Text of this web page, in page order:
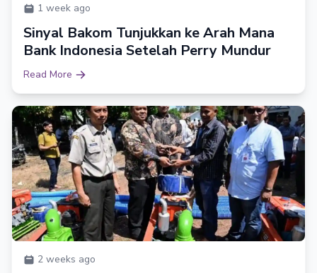
1 week ago
Sinyal Bakom Tunjukkan ke Arah Mana
Bank Indonesia Setelah Perry Mundur
Read More
2 weeks ago